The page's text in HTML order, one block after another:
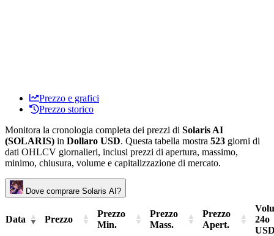
Prezzo e grafici
Prezzo storico
Monitora la cronologia completa dei prezzi di Solaris AI
(SOLARIS) in Dollaro USD. Questa tabella mostra 523 giorni di
dati OHLCV giornalieri, inclusi prezzi di apertura, massimo,
minimo, chiusura, volume e capitalizzazione di mercato.
Dove comprare Solaris AI?
Data Prezzo
Prezzo
Min.
Prezzo
Mass.
Prezzo
Apert.
24o